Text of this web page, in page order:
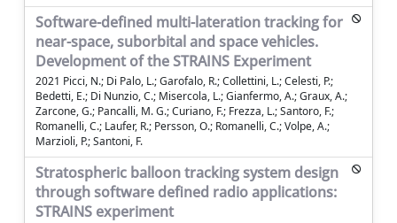
Software-defined multi-lateration tracking for
near-space, suborbital and space vehicles.
Development of the STRAINS Experiment
2021 Picci, N.; Di Palo, L.; Garofalo, R.; Collettini, L.; Celesti, P.;
Bedetti, E.; Di Nunzio, C.; Misercola, L.; Gianfermo, A.; Graux, A.;
Zarcone, G.; Pancalli, M. G.; Curiano, F.; Frezza, L.; Santoro, F.;
Romanelli, C.; Laufer, R.; Persson, O.; Romanelli, C.; Volpe, A.;
Marzioli, P.; Santoni, F.
Stratospheric balloon tracking system design
through software defined radio applications:
STRAINS experiment